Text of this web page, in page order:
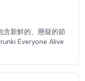
含新鮮的、懸疑的節
Everyone Alive